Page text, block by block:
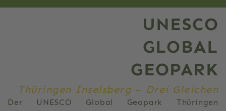
UNESCO
GLOBAL
GEOPARK
Thüringen Inselsberg – Drei Gleichen
Der UNESCO Global Geopark Thüringen